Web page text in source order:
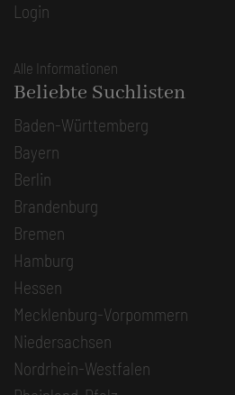
Login
Alle Informationen
Beliebte Suchlisten
Baden-Württemberg
Bayern
Berlin
Brandenburg
Bremen
Hamburg
Hessen
Mecklenburg-Vorpommern
Niedersachsen
Nordrhein-Westfalen